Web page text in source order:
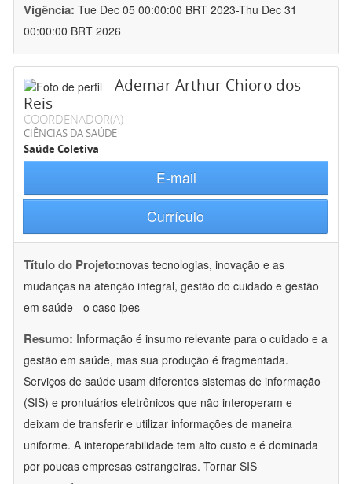
Vigência: Tue Dec 05 00:00:00 BRT 2023-Thu Dec 31
00:00:00 BRT 2026
Ademar Arthur Chioro dos
Reis
COORDENADOR(A)
CIÊNCIAS DA SAÚDE
Saúde Coletiva
E-mail
Currículo
Título do Projeto:novas tecnologias, inovação e as
mudanças na atenção integral, gestão do cuidado e gestão
em saúde - o caso ipes
Resumo: Informação é insumo relevante para o cuidado e a
gestão em saúde, mas sua produção é fragmentada.
Serviços de saúde usam diferentes sistemas de informação
(SIS) e prontuários eletrônicos que não interoperam e
deixam de transferir e utilizar informações de maneira
uniforme. A interoperabilidade tem alto custo e é dominada
por poucas empresas estrangeiras. Tornar SIS